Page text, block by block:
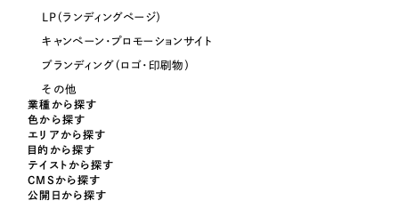
ブルー・青色
パープル・紫色
ピンク・桃色
カラフル・多色
LP（ランディングページ）
キャンペーン・プロモーションサイト
ブランディング（ロゴ・印刷物）
その他
業種から探す
色から探す
エリアから探す
目的から探す
テイストから探す
CMSから探す
公開日から探す